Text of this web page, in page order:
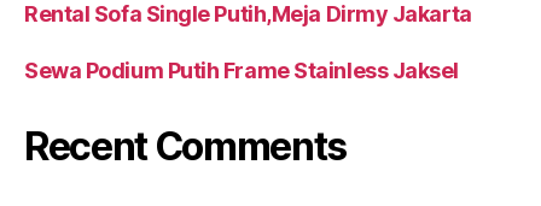
Rental Sofa Single Putih,Meja Dirmy Jakarta
Sewa Podium Putih Frame Stainless Jaksel
Recent Comments